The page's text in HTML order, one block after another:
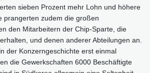
sieben Prozent mehr Lohn und höhere
prangerten zudem die großen
den Mitarbeitern der Chip-Sparte, die
und denen anderer Abteilungen an.
der Konzerngeschichte erst einmal
die Gewerkschaften 6000 Beschäftigte